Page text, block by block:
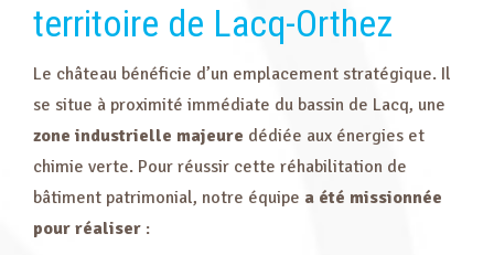
territoire de Lacq-Orthez
Le château bénéficie d’un emplacement stratégique. Il
se situe à proximité immédiate du bassin de Lacq, une
zone industrielle majeure dédiée aux énergies et
chimie verte. Pour réussir cette réhabilitation de
bâtiment patrimonial, notre équipe a été missionnée
pour réaliser :